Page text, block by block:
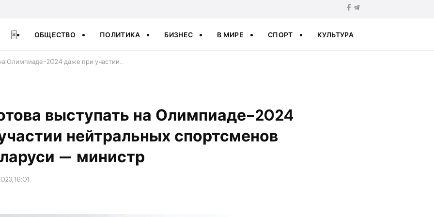
× ОБЩЕСТВО ПОЛИТИКА БИЗНЕС В МИРЕ СПОРТ КУЛЬТУРА
Олимпиаде-2024 даже при участии…
выступать на Олимпиаде-2024
нейтральных спортсменов
— министр
16:01